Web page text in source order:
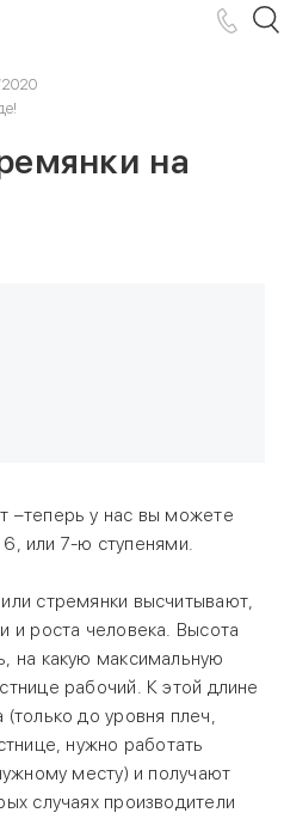
2020
на
–теперь у нас вы можете
6, или 7-ю ступенями.
стремянки высчитывают,
и роста человека. Высота
на какую максимальную
рабочий. К этой длине
до уровня плеч,
нужно работать
месту) и получают
случаях производители